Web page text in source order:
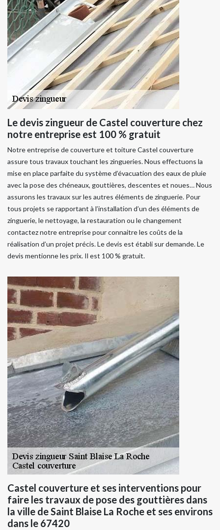
Le devis zingueur de Castel couverture chez
notre entreprise est 100 % gratuit
Notre entreprise de couverture et toiture Castel couverture
assure tous travaux touchant les zingueries. Nous effectuons la
mise en place parfaite du système d’évacuation des eaux de pluie
avec la pose des chéneaux, gouttières, descentes et noues… Nous
assurons les travaux sur les autres éléments de zinguerie. Pour
tous projets se rapportant à l’installation d’un des éléments de
zinguerie, le nettoyage, la restauration ou le changement
contactez notre entreprise pour connaitre les coûts de la
réalisation d’un projet précis. Le devis est établi sur demande. Le
devis mentionne les prix. Il est 100 % gratuit.
Castel couverture et ses interventions pour
faire les travaux de pose des gouttières dans
la ville de Saint Blaise La Roche et ses environs
dans le 67420